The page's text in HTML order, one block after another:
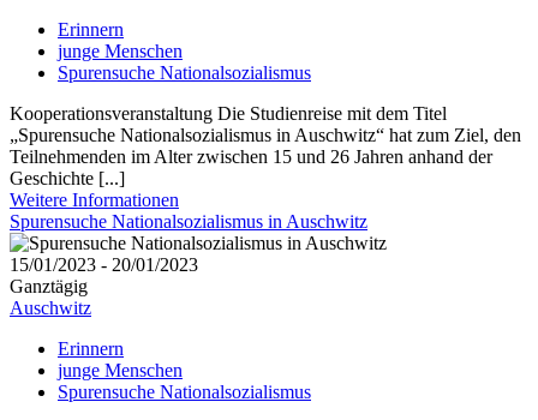
Erinnern
junge Menschen
Spurensuche Nationalsozialismus
Kooperationsveranstaltung Die Studienreise mit dem Titel
„Spurensuche Nationalsozialismus in Auschwitz“ hat zum Ziel, den
Teilnehmenden im Alter zwischen 15 und 26 Jahren anhand der
Geschichte [...]
Weitere Informationen
Spurensuche Nationalsozialismus in Auschwitz
15/01/2023 - 20/01/2023
Ganztägig
Auschwitz
Erinnern
junge Menschen
Spurensuche Nationalsozialismus